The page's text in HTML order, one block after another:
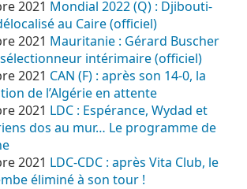
2021 Mondial 2022 (Q) : Djibouti-
au Caire (officiel)
2021 Mauritanie : Gérard Buscher
intérimaire (officiel)
2021 CAN (F) : après son 14-0, la
de l’Algérie en attente
2021 LDC : Espérance, Wydad et
dos au mur… Le programme de
2021 LDC-CDC : après Vita Club, le
éliminé à son tour !